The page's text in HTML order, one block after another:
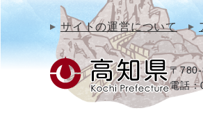
サイトの運営について
〒
電話